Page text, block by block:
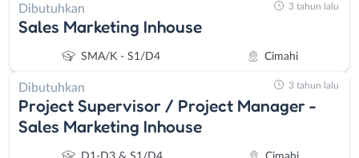
Dibutuhkan
Sales Marketing Inhouse
SMA/K - S1/D4 Cimahi
3 tahun lalu
Dibutuhkan
Project Supervisor / Project Manager -
Sales Marketing Inhouse
3 tahun lalu